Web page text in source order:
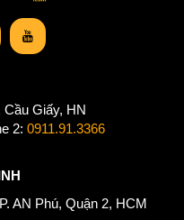
Giấy, HN
2: 0911.91.3366
AN Phú, Quận 2, HCM